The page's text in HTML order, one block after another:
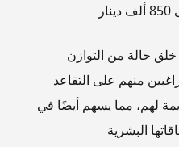
حالة من التوازن
منهم على التقاعد
لهم، مما يسهم أيضًا في
البشرية